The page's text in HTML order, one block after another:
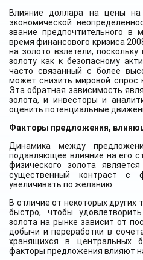
Влияние доллара на цены
экономической
звание предпочтительного в
время финансового кризиса
на золото взлетели,
золоту как к безопасному
часто связанный с более
может снизить мировой спрос
Эта обратная зависимость
золота, и инвесторы и
оценить потенциальные
Факторы предложения,
Динамика между
подавляющее влияние на его
физического золота
существенный контраст с
увеличивать по желанию.
В отличие от некоторых
быстро, чтобы
золота на рынке зависит от
добычи и переработки в
хранящихся в центральных
факторы предложения влияют